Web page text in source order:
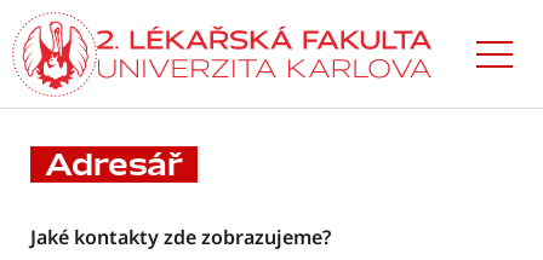
Přejít
k hlavnímu
obsahu
Adresář
Jaké kontakty zde zobrazujeme?